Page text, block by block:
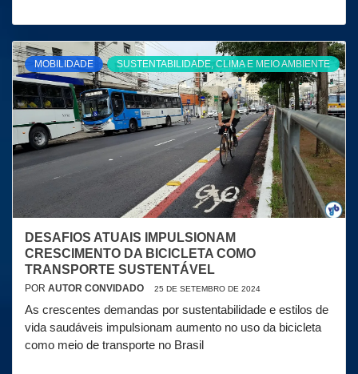
MOBILIDADE SUSTENTABILIDADE, CLIMA E MEIO AMBIENTE
DESAFIOS ATUAIS IMPULSIONAM
CRESCIMENTO DA BICICLETA COMO
TRANSPORTE SUSTENTÁVEL
POR AUTOR CONVIDADO 25 DE SETEMBRO DE 2024
As crescentes demandas por sustentabilidade e estilos de
vida saudáveis impulsionam aumento no uso da bicicleta
como meio de transporte no Brasil